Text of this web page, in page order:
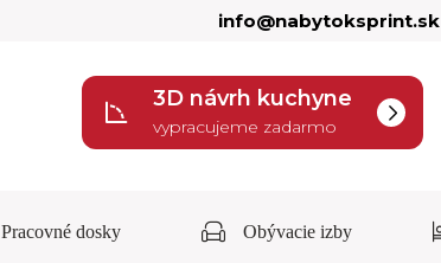
info@nabytoksprint.sk
3D návrh kuchyne
vypracujeme zadarmo
Pracovné dosky Obývacie izby